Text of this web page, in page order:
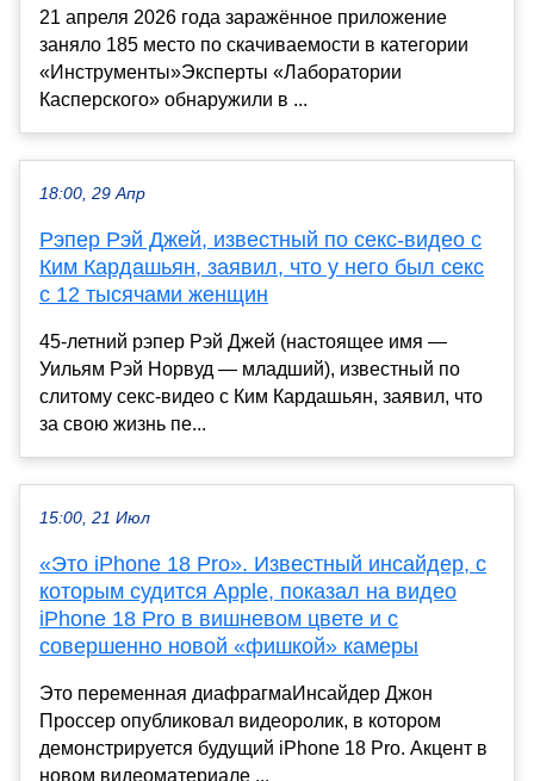
21 апреля 2026 года заражённое приложение
заняло 185 место по скачиваемости в категории
«Инструменты»Эксперты «Лаборатории
Касперского» обнаружили в ...
18:00, 29 Апр
Рэпер Рэй Джей, известный по секс-видео с
Ким Кардашьян, заявил, что у него был секс
с 12 тысячами женщин
45-летний рэпер Рэй Джей (настоящее имя —
Уильям Рэй Норвуд — младший), известный по
слитому секс-видео с Ким Кардашьян, заявил, что
за свою жизнь пе...
15:00, 21 Июл
«Это iPhone 18 Pro». Известный инсайдер, с
которым судится Apple, показал на видео
iPhone 18 Pro в вишневом цвете и с
совершенно новой «фишкой» камеры
Это переменная диафрагмаИнсайдер Джон
Проссер опубликовал видеоролик, в котором
демонстрируется будущий iPhone 18 Pro. Акцент в
новом видеоматериале ...